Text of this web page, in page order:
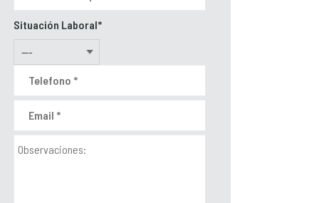
Situación Laboral*